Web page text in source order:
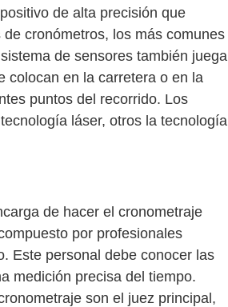
de alta precisión que
cronómetros, los más comunes
de sensores también juega
colocan en la carretera o en la
puntos del recorrido. Los
láser, otros la tecnología
de hacer el cronometraje
por profesionales
Este personal debe conocer las
medición precisa del tiempo.
son el juez principal,